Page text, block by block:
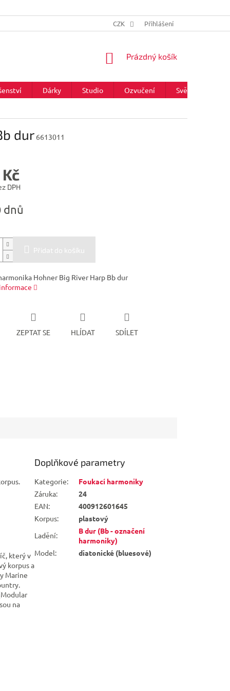
CZK Přihlášení
NÁKUPNÍ
Prázdný košík
Dárky Studio Ozvučení Světla
dur 6613011
DPH
dnů
Přidat do košíku
Hohner Big River Harp Bb dur
ZEPTAT SE HLÍDAT SDÍLET
který v
korpus a
Marine
na
Doplňkové parametry
Kategorie:
Foukací harmoniky
Záruka:
24
EAN:
400912601645
Korpus:
plastový
Ladění:
B dur (Bb - označení
harmoniky)
Model: diatonické (bluesové)